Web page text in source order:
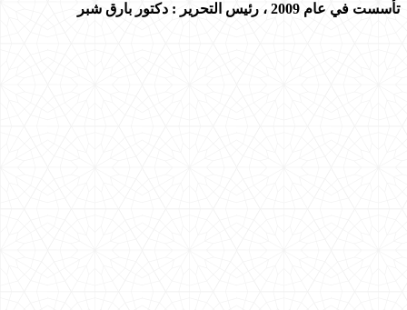
تأسست في عام 2009 ، رئيس التحرير : دكتور بارق شبر